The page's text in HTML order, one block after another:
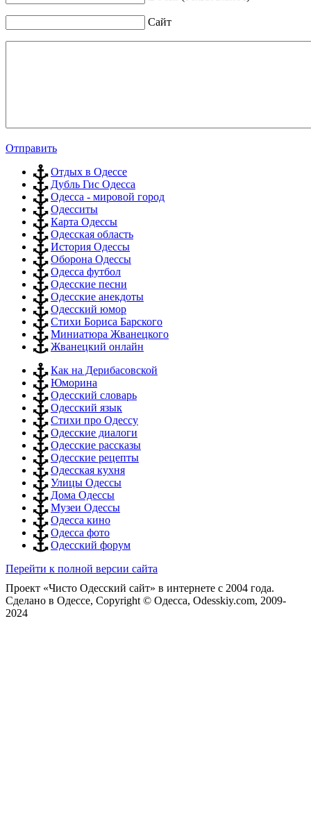
Сайт
Отправить
Отдых в Одессе
Дубль Гис Одесса
Одесса - мировой город
Одесситы
Карта Одессы
Одесская область
История Одессы
Оборона Одессы
Одесса футбол
Одесские песни
Одесские анекдоты
Одесский юмор
Стихи Бориса Барского
Миниатюра Жванецкого
Жванецкий онлайн
Как на Дерибасовской
Юморина
Одесский словарь
Одесский язык
Стихи про Одессу
Одесские диалоги
Одесские рассказы
Одесские рецепты
Одесская кухня
Улицы Одессы
Дома Одессы
Музеи Одессы
Одесса кино
Одесса фото
Одесский форум
Перейти к полной версии сайта
Проект «Чисто Одесский сайт» в интернете с 2004 года.
Сделано в Одессе, Copyright © Одесса, Odesskiy.com, 2009-
2024